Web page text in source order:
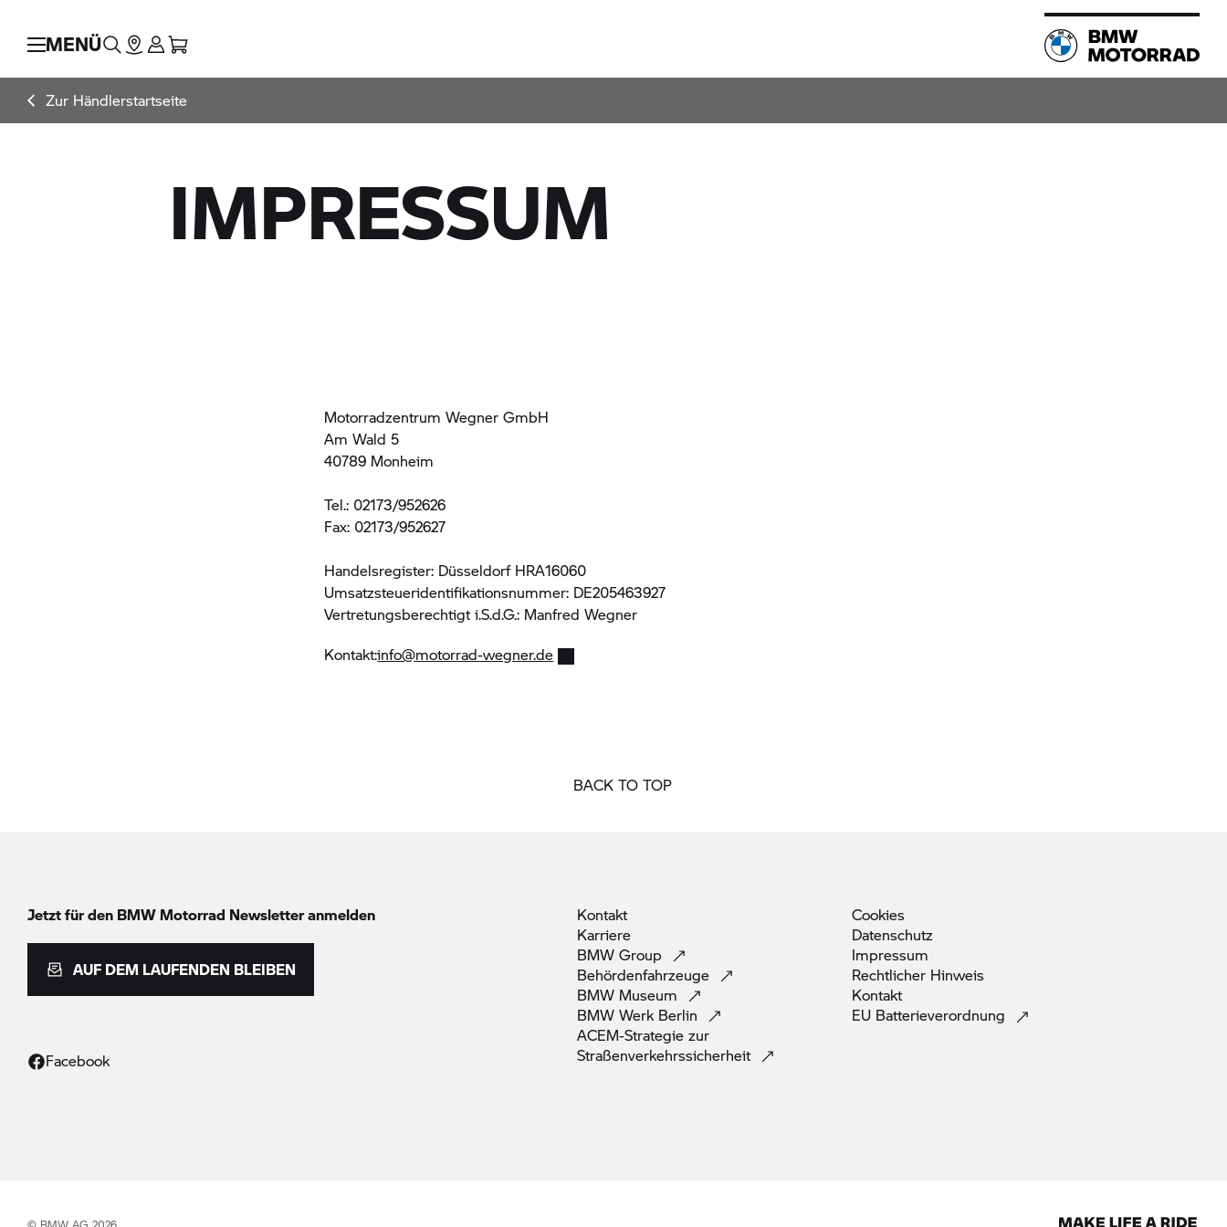
MENÜ
Zur Händlerstartseite
IMPRESSUM
Motorradzentrum Wegner GmbH
Am Wald 5
40789 Monheim
Tel.: 02173/952626
Fax: 02173/952627
Handelsregister: Düsseldorf HRA16060
Umsatzsteueridentifikationsnummer: DE205463927
Vertretungsberechtigt i.S.d.G.: Manfred Wegner
Kontakt:info@motorrad-wegner.de
BACK TO TOP
Jetzt für den BMW Motorrad Newsletter anmelden
AUF DEM LAUFENDEN BLEIBEN
Facebook
Kontakt
Karriere
BMW Group
Behördenfahrzeuge
BMW Museum
BMW Werk Berlin
ACEM-Strategie zur
Straßenverkehrssicherheit
Cookies
Datenschutz
Impressum
Rechtlicher Hinweis
Kontakt
EU Batterieverordnung